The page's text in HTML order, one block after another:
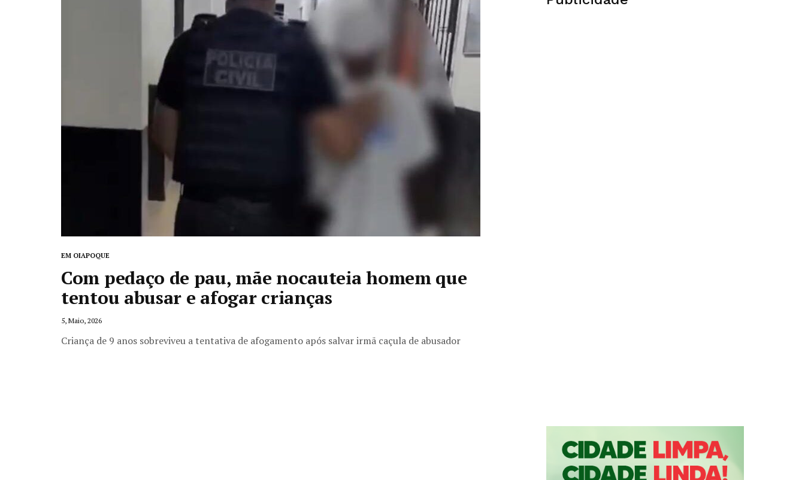
EM OIAPOQUE
Com pedaço de pau, mãe nocauteia homem que
tentou abusar e afogar crianças
5, Maio, 2026
Criança de 9 anos sobreviveu a tentativa de afogamento após salvar irmã caçula de abusador